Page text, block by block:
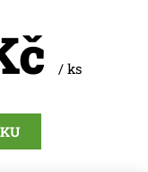
/ ks